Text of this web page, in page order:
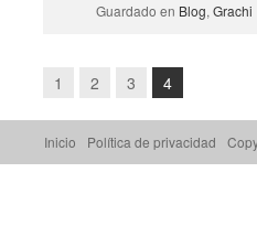
Guardado en Blog, Grachi
1 2 3 4
Inicio Política de privacidad